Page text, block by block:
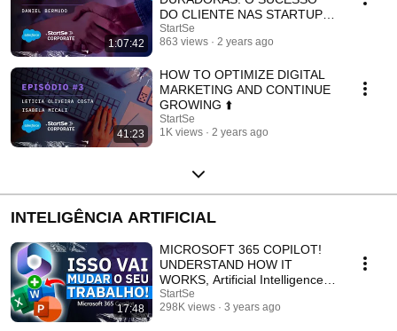
1:07:42
DO CLIENTE NAS STARTUPS
🤝
StartSe
863 views
2 years ago
41:23
HOW TO OPTIMIZE DIGITAL
MARKETING AND CONTINUE
GROWING ⬆️
StartSe
1K views
2 years ago
INTELIGÊNCIA ARTIFICIAL
17:48
MICROSOFT 365 COPILOT!
UNDERSTAND HOW IT
WORKS, Artificial Intelligence in
Microsoft Office
StartSe
298K views
3 years ago